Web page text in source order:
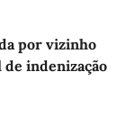
por vizinho
de indenização